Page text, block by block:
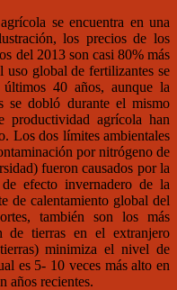
se encuentra en una
los precios de los
del 2013 son casi 80% más
global de fertilizantes se
40 años, aunque la
se dobló durante el mismo
productividad agrícola han
Los dos límites ambientales
por nitrógeno de
fueron causados por la
efecto invernadero de la
de calentamiento global del
también son los más
de tierras en el extranjero
minimiza el nivel de
es 5- 10 veces más alto en
años recientes.